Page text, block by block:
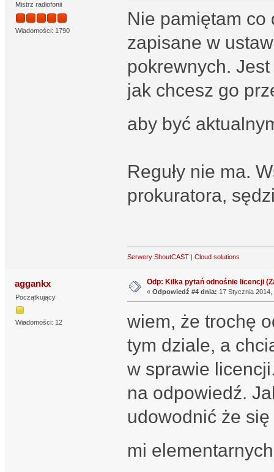
Mistrz radiofonii
Wiadomości: 1790
Nie pamiętam co
zapisane w
pokrewnych.
jak chcesz go
aby być
Reguły nie ma.
prokuratora,
Serwery ShoutCAST| Cloud solutions
aggankx
Początkujący
Wiadomości: 12
Odp: Kilka pytań odnośnie licencji
« Odpowiedź #4 dnia: 17 Stycznia 2014,
wiem, że trochę
tym dziale, a
w sprawie
na odpowiedź.
udowodnić że
mi